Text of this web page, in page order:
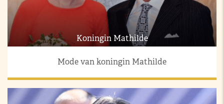
Koningin Mathilde
Mode van koningin Mathilde